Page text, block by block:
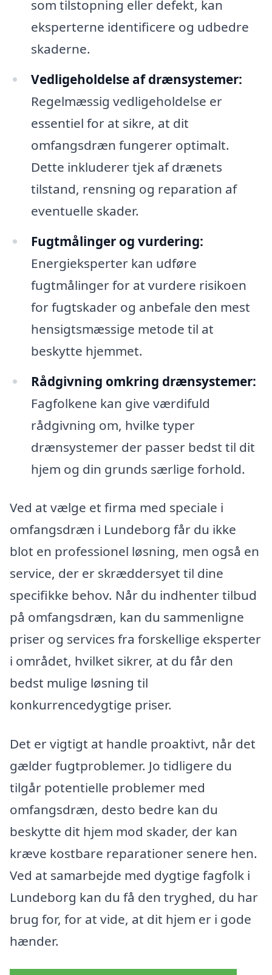
som tilstopning eller defekt, kan
eksperterne identificere og udbedre
skaderne.
Vedligeholdelse af drænsystemer:
Regelmæssig vedligeholdelse er
essentiel for at sikre, at dit
omfangsdræn fungerer optimalt.
Dette inkluderer tjek af drænets
tilstand, rensning og reparation af
eventuelle skader.
Fugtmålinger og vurdering:
Energieksperter kan udføre
fugtmålinger for at vurdere risikoen
for fugtskader og anbefale den mest
hensigtsmæssige metode til at
beskytte hjemmet.
Rådgivning omkring drænsystemer:
Fagfolkene kan give værdifuld
rådgivning om, hvilke typer
drænsystemer der passer bedst til dit
hjem og din grunds særlige forhold.
Ved at vælge et firma med speciale i
omfangsdræn i Lundeborg får du ikke
blot en professionel løsning, men også en
service, der er skræddersyet til dine
specifikke behov. Når du indhenter tilbud
på omfangsdræn, kan du sammenligne
priser og services fra forskellige eksperter
i området, hvilket sikrer, at du får den
bedst mulige løsning til
konkurrencedygtige priser.
Det er vigtigt at handle proaktivt, når det
gælder fugtproblemer. Jo tidligere du
tilgår potentielle problemer med
omfangsdræn, desto bedre kan du
beskytte dit hjem mod skader, der kan
kræve kostbare reparationer senere hen.
Ved at samarbejde med dygtige fagfolk i
Lundeborg kan du få den tryghed, du har
brug for, for at vide, at dit hjem er i gode
hænder.